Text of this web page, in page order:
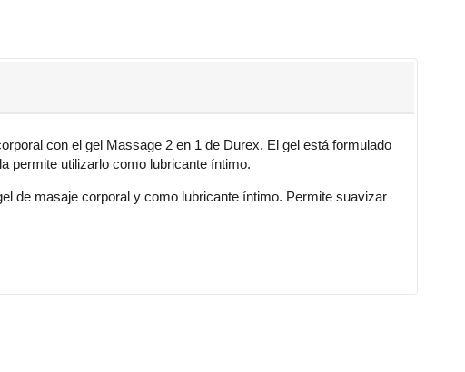
con el gel Massage 2 en 1 de Durex. El gel está formulado
permite utilizarlo como lubricante íntimo.
de masaje corporal y como lubricante íntimo. Permite suavizar